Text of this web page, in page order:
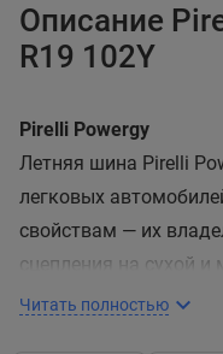
Описание
R19 102Y
Pirelli Powergy
Летняя шина Pirelli
легковых
свойствам — их
сцепления на сухой и
отточенность в
Читать полностью